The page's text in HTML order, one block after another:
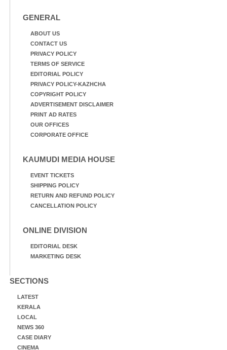
GENERAL
ABOUT US
CONTACT US
PRIVACY POLICY
TERMS OF SERVICE
EDITORIAL POLICY
PRIVACY POLICY-KAZHCHA
COPYRIGHT POLICY
ADVERTISEMENT DISCLAIMER
PRINT AD RATES
OUR OFFICES
CORPORATE OFFICE
KAUMUDI MEDIA HOUSE
EVENT TICKETS
SHIPPING POLICY
RETURN AND REFUND POLICY
CANCELLATION POLICY
ONLINE DIVISION
EDITORIAL DESK
MARKETING DESK
SECTIONS
LATEST
KERALA
LOCAL
NEWS 360
CASE DIARY
CINEMA